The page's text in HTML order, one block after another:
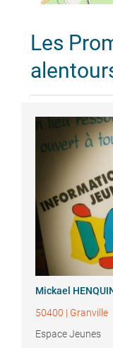
Les
Mickael
50400 | Granville
Espace Jeunes